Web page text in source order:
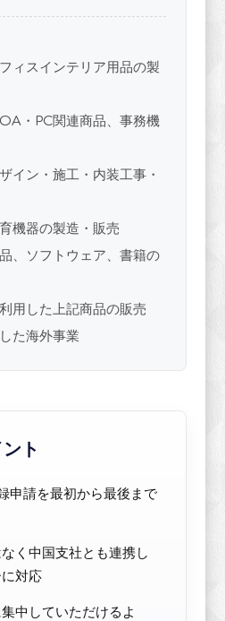
ィスインテリア用品の製
・PC関連商品、事務機
イン・施工・内装工事・
機器の製造・販売
、ソフトウェア、書籍の
用した上記商品の販売
た海外事業
ト
申請を最初から最後まで
く中国支社とも連携し
対応
中していただけるよ